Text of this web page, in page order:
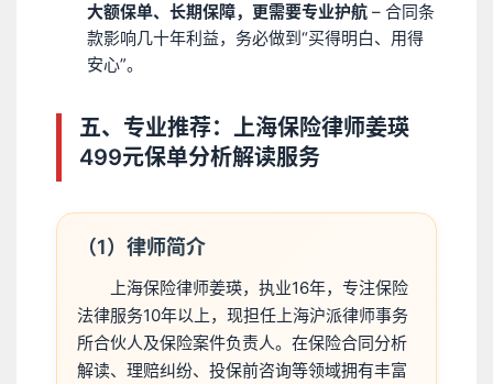
大额保单、长期保障，更需要专业护航 – 合同条
款影响几十年利益，务必做到“买得明白、用得
安心”。
五、专业推荐：上海保险律师姜瑛
499元保单分析解读服务
（1）律师简介
上海保险律师姜瑛，执业16年，专注保险
法律服务10年以上，现担任上海沪派律师事务
所合伙人及保险案件负责人。在保险合同分析
解读、理赔纠纷、投保前咨询等领域拥有丰富